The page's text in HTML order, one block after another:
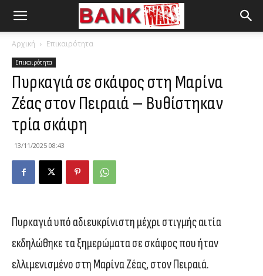
Αρχική Επικαιρότητα
Επικαιρότητα
Πυρκαγιά σε σκάφος στη Μαρίνα
Ζέας στον Πειραιά – Βυθίστηκαν
τρία σκάφη
13/11/2025 08:43
Πυρκαγιά υπό αδιευκρίνιστη μέχρι στιγμής αιτία
εκδηλώθηκε τα ξημερώματα σε σκάφος που ήταν
ελλιμενισμένο στη Μαρίνα Ζέας, στον Πειραιά.